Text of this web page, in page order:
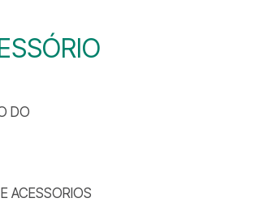
DO
ACESSORIOS